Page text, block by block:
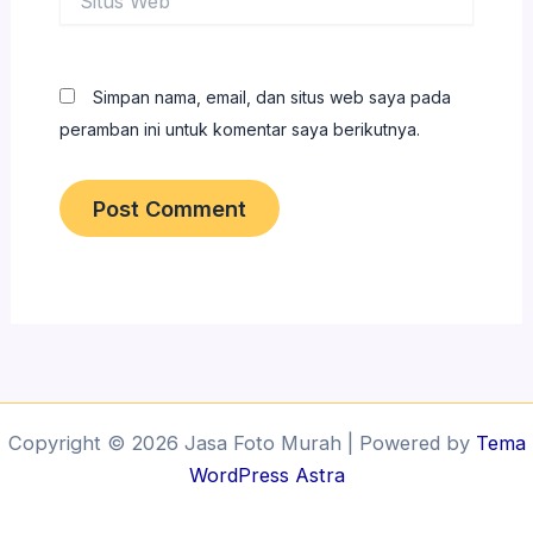
Web
Simpan nama, email, dan situs web saya pada
peramban ini untuk komentar saya berikutnya.
Copyright © 2026 Jasa Foto Murah | Powered by Tema
WordPress Astra